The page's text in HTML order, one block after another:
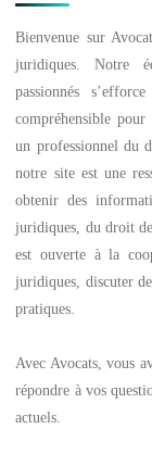
Bienvenue sur
juridiques. Notre
passionnés
compréhensible
un professionnel du
notre site est une
obtenir des
juridiques, du droit
est ouverte à la
juridiques, discuter
pratiques.
Avec Avocats, vous
répondre à vos
actuels.